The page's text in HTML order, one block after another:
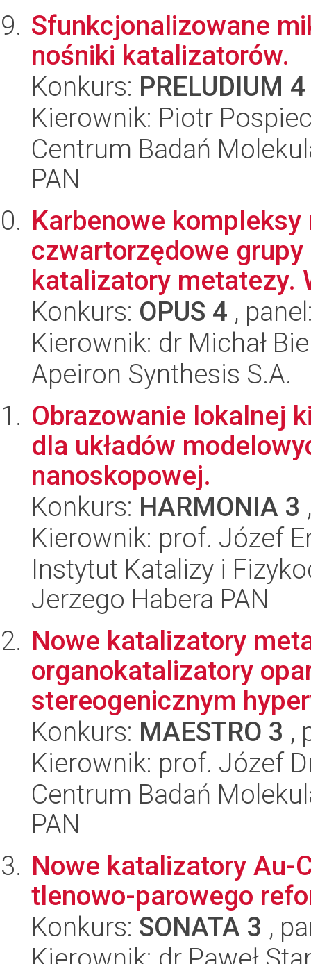
Sfunkcjonalizowane
nośniki katalizatorów.
Konkurs: PRELUDIUM 4
Kierownik: Piotr
Centrum Badań
PAN
Karbenowe
czwartorzędowe
katalizatory metatezy.
Konkurs: OPUS 4 ,
Kierownik: dr Michał
Apeiron Synthesis S.A.
Obrazowanie lokalnej
dla układów
nanoskopowej.
Konkurs: HARMONIA 3
Kierownik: prof. Józef
Instytut Katalizy i
Jerzego Habera PAN
Nowe katalizatory
organokatalizatory
stereogenicznym
Konkurs: MAESTRO 3 ,
Kierownik: prof. Józef
Centrum Badań
PAN
Nowe katalizatory Au-
tlenowo-parowego
Konkurs: SONATA 3 ,